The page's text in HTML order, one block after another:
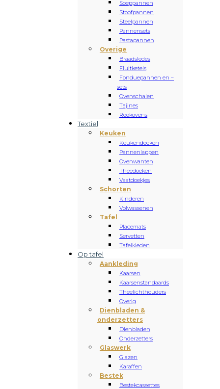
Soeppannen
Stoofpannen
Steelpannen
Pannensets
Pastapannen
Overige
Braadsledes
Fluitketels
Fonduepannen en –
sets
Ovenschalen
Tajines
Rookovens
Textiel
Keuken
Keukendoeken
Pannenlappen
Ovenwanten
Theedoeken
Vaatdoekjes
Schorten
Kinderen
Volwassenen
Tafel
Placemats
Servetten
Tafelkleden
Op tafel
Aankleding
Kaarsen
Kaarsenstandaards
Theelichthouders
Overig
Dienbladen &
onderzetters
Dienbladen
Onderzetters
Glaswerk
Glazen
Karaffen
Bestek
Bestekcassettes